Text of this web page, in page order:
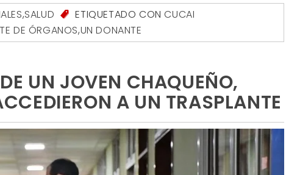
,SALUD ETIQUETADO CONCUCAI
DE ÓRGANOS,UN DONANTE
UN JOVEN CHAQUEÑO,
A UN TRASPLANTE